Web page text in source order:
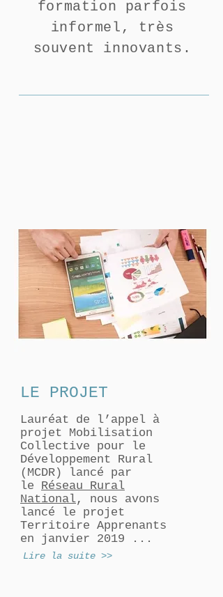
formation parfois
informel, très
souvent innovants.
LE PROJET
Lauréat de l’appel à
projet Mobilisation
Collective pour le
Développement Rural
(MCDR) lancé par
le Réseau Rural
National, nous avons
lancé le projet
Territoire Apprenants
en janvier 2019 ...
Lire la suite >>